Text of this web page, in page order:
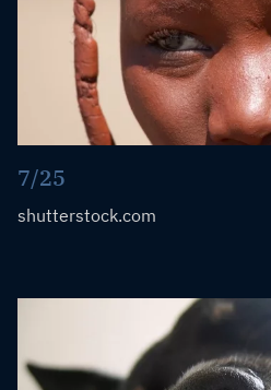
7/25
shutterstock.com